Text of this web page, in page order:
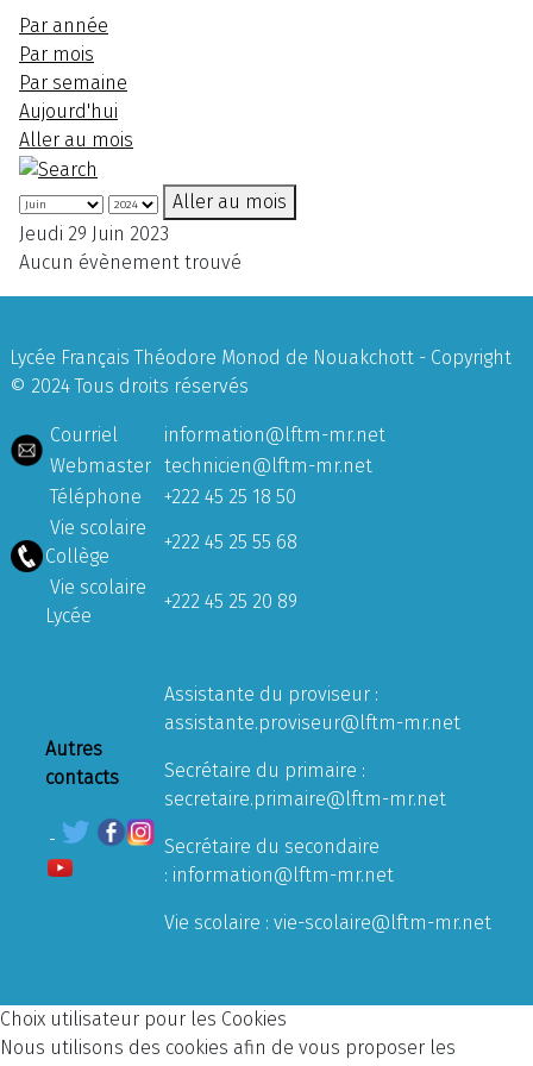
Par année
Par mois
Par semaine
Aujourd'hui
Aller au mois
Aller au mois
Jeudi 29 Juin 2023
Aucun évènement trouvé
Lycée Français Théodore Monod de Nouakchott - Copyright
© 2024 Tous droits réservés
Courriel
information@lftm-mr.net
Webmaster technicien@lftm-mr.net
Téléphone
+222 45 25 18 50
Vie scolaire
Collège
+222 45 25 55 68
Vie scolaire
Lycée
+222 45 25 20 89
Autres
contacts
Assistante du proviseur :
assistante.proviseur@lftm-mr.net
Secrétaire du primaire :
secretaire.primaire@lftm-mr.net
Secrétaire du secondaire
: information@lftm-mr.net
Vie scolaire : vie-scolaire@lftm-mr.net
Choix utilisateur pour les Cookies
Nous utilisons des cookies afin de vous proposer les